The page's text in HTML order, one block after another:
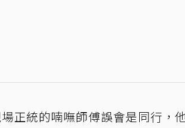
正統的喃嘸師傅誤會是同行，